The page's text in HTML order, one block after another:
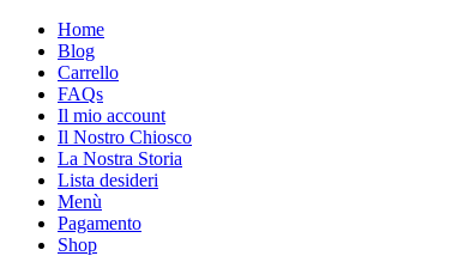
Home
Blog
Carrello
FAQs
Il mio account
Il Nostro Chiosco
La Nostra Storia
Lista desideri
Menù
Pagamento
Shop